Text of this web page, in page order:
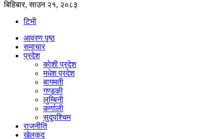
बिहिबार, साउन २१, २०८३
टिभी
आवरण पृष्‍ठ
समाचार
प्रदेश
काेशी प्रदेश
मधेश प्रदेश
बागमती
गण्डकी
लुम्बिनी
कर्णाली
सुदूपश्‍चिम
राजनीति
खेलकुद